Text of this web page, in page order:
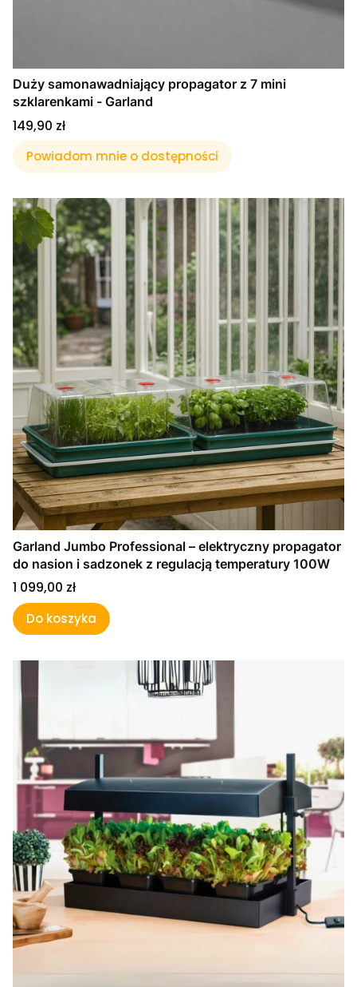
Duży samonawadniający propagator z 7 mini
szklarenkami - Garland
Cena
149,90 zł
Powiadom mnie o dostępności
Garland Jumbo Professional – elektryczny propagator
do nasion i sadzonek z regulacją temperatury 100W
Cena
1 099,00 zł
Do koszyka